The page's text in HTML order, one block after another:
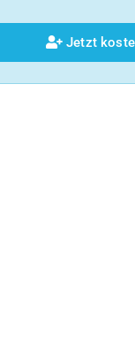
Jetzt